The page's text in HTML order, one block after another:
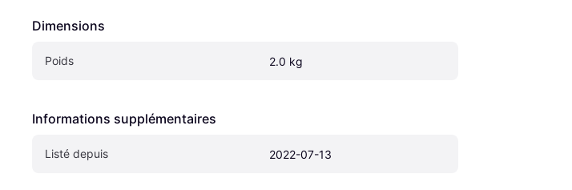
Dimensions
Poids 2.0 kg
Informations supplémentaires
Listé depuis 2022-07-13